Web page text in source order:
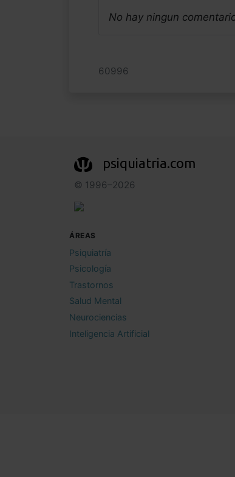
No hay ningun
60996
psiquiatria.com
© 1996–2026
ÁREAS
Psiquiatría
Psicología
Trastornos
Salud Mental
Neurociencias
Inteligencia Artificial